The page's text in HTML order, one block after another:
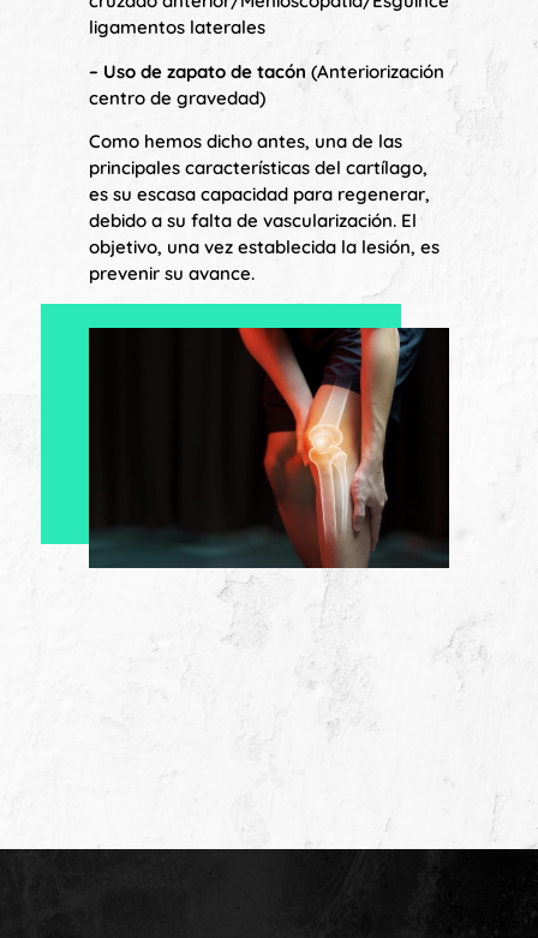
ligamentos laterales
– Uso de zapato de tacón (Anteriorización
centro de gravedad)
Como hemos dicho antes, una de las
principales características del cartílago,
es su escasa capacidad para regenerar,
debido a su falta de vascularización. El
objetivo, una vez establecida la lesión, es
prevenir su avance.